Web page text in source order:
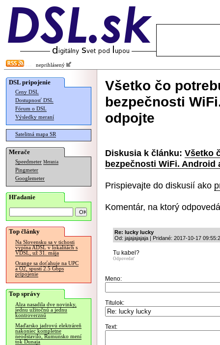
neprihlásený
DSL pripojenie
Ceny DSL
Dostupnosť DSL
Fórum o DSL
Výsledky meraní
Satelitná mapa SR
Merače
Speedmeter Merania
Pingmeter
Googlemeter
Hľadanie
Top články
Na Slovensku sa v tichosti
vypína ADSL v lokalitách s
VDSL, už 31. mája
Orange sa doťahuje na UPC
a O2, spustí 2.5 Gbps
pripojenie
Top správy
Alza nasadila dve novinky,
jednu užitočnú a jednu
kontroverznú
Maďarsko jadrovú elektráreň
nakoniec kompletne
neodstavilo, Rumunsko mení
tok Dunaja
Všetko čo
bezpečnosti
odpojte
Diskusia k článku: Všetko
bezpečnosti WiFi. Android
Prispievajte do diskusií ako
Komentár, na ktorý
Re: lucky lucky
Od: jajajajajaja | Pridané: 2017-10-17
Tu kabel?
Odpovedať
Meno:
Titulok:
Text: